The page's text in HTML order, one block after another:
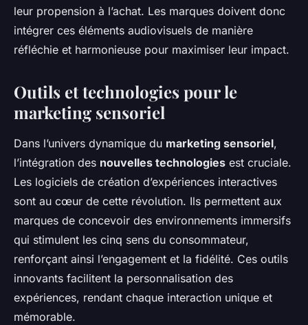
leur propension à l’achat. Les marques doivent donc
intégrer ces éléments audiovisuels de manière
réfléchie et harmonieuse pour maximiser leur impact.
Outils et technologies pour le
marketing sensoriel
Dans l’univers dynamique du marketing sensoriel,
l’intégration des nouvelles technologies est cruciale.
Les logiciels de création d’expériences interactives
sont au cœur de cette révolution. Ils permettent aux
marques de concevoir des environnements immersifs
qui stimulent les cinq sens du consommateur,
renforçant ainsi l’engagement et la fidélité. Ces outils
innovants facilitent la personnalisation des
expériences, rendant chaque interaction unique et
mémorable.